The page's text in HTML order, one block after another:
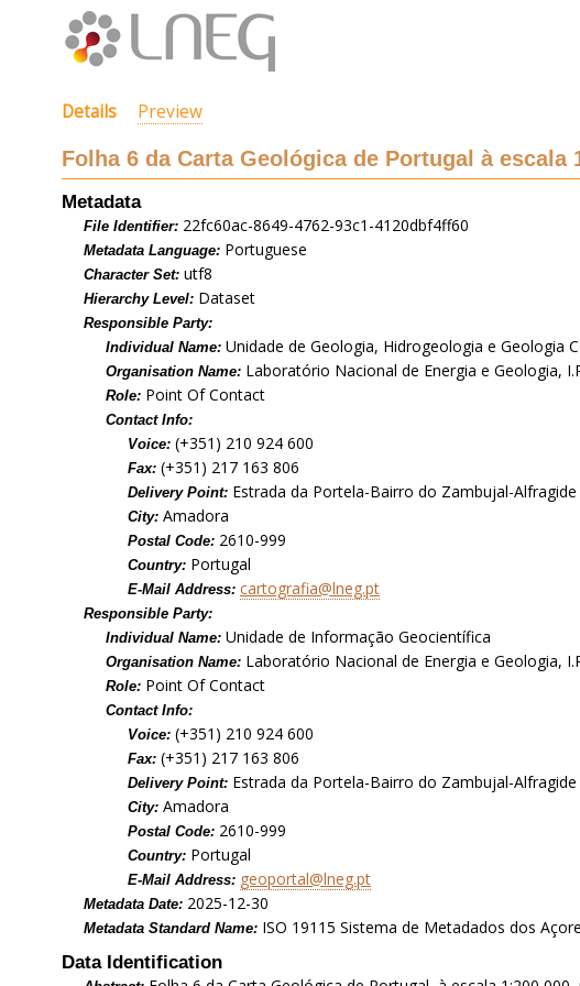
Details Preview
Folha 6 da Carta Geológica de Portugal à escala
Metadata
File Identifier: 22fc60ac-8649-4762-93c1-4120dbf4ff60
Metadata Language: Portuguese
Character Set: utf8
Hierarchy Level: Dataset
Responsible Party:
Individual Name: Unidade de Geologia, Hidrogeologia e Geologia
Organisation Name: Laboratório Nacional de Energia e Geologia,
Role: Point Of Contact
Contact Info:
Voice: (+351) 210 924 600
Fax: (+351) 217 163 806
Delivery Point: Estrada da Portela-Bairro do Zambujal-Alfragide
City: Amadora
Postal Code: 2610-999
Country: Portugal
E-Mail Address: cartografia@lneg.pt
Responsible Party:
Individual Name: Unidade de Informação Geocientífica
Organisation Name: Laboratório Nacional de Energia e Geologia,
Role: Point Of Contact
Contact Info:
Voice: (+351) 210 924 600
Fax: (+351) 217 163 806
Delivery Point: Estrada da Portela-Bairro do Zambujal-Alfragide
City: Amadora
Postal Code: 2610-999
Country: Portugal
E-Mail Address: geoportal@lneg.pt
Metadata Date: 2025-12-30
Metadata Standard Name: ISO 19115 Sistema de Metadados dos
Data Identification